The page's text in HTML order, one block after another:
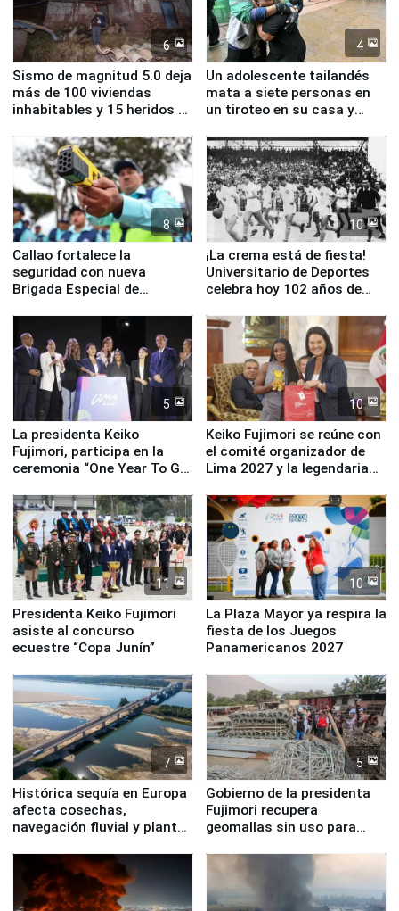
6
Sismo de magnitud 5.0 deja
más de 100 viviendas
inhabitables y 15 heridos en
4
Un adolescente tailandés
mata a siete personas en
un tiroteo en su casa y
8
Callao fortalece la
seguridad con nueva
Brigada Especial de
equipamiento para
Serenazgo
10
¡La crema está de fiesta!
Universitario de Deportes
celebra hoy 102 años de
5
La presidenta Keiko
Fujimori, participa en la
ceremonia “One Year To Go
10
Keiko Fujimori se reúne con
el comité organizador de
Lima 2027 y la legendaria
11
Presidenta Keiko Fujimori
asiste al concurso
ecuestre “Copa Junín”
10
La Plaza Mayor ya respira la
fiesta de los Juegos
Panamericanos 2027
7
Histórica sequía en Europa
afecta cosechas,
navegación fluvial y plantas
5
Gobierno de la presidenta
Fujimori recupera
geomallas sin uso para
Fenómeno El Niño